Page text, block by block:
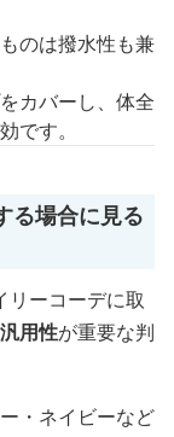
のは撥水性も兼
カバーし、体全
です。
る場合に見る
リーコーデに取
用性が重要な判
・ネイビーなど